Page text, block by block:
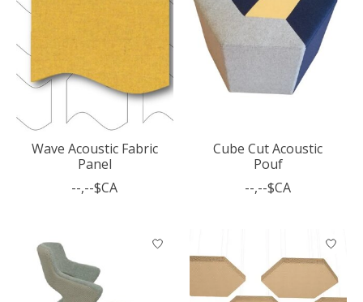
Wave Acoustic Fabric
Panel
--,--$CA
Cube Cut Acoustic
Pouf
--,--$CA